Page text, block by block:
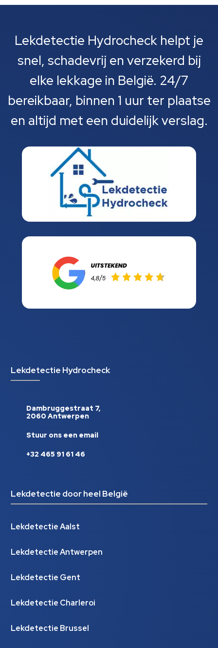
Lekdetectie Hydrocheck helpt je
snel, schadevrij en verzekerd bij
elke lekkage in België. 24/7
bereikbaar, binnen 1 uur ter plaatse
en altijd met een duidelijk verslag.
Lekdetectie Hydrocheck
Dambruggestraat 7,
2060 Antwerpen
Stuur ons een email
+32 465 91 61 46
Lekdetectie door heel België
Lekdetectie Aalst
Lekdetectie Antwerpen
Lekdetectie Gent
Lekdetectie Charleroi
Lekdetectie Brussel